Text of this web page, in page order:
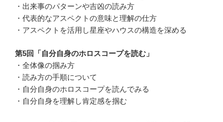
・出来事のパターンや吉凶の読み方
・代表的なアスペクトの意味と理解の仕方
・アスペクトを活用し星座やハウスの構造を深める
第5回「自分自身のホロスコープを読む」
・全体像の掴み方
・読み方の手順について
・自分自身のホロスコープを読んでみる
・自分自身を理解し肯定感を掴む